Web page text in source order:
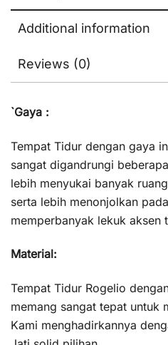
Additional information
Reviews (0)
`Gaya :
Tempat Tidur dengan gaya
sangat digandrungi
lebih menyukai banyak
serta lebih menonjolkan
memperbanyak lekuk aksen
Material:
Tempat Tidur Rogelio
memang sangat tepat untuk
Kami menghadirkannya